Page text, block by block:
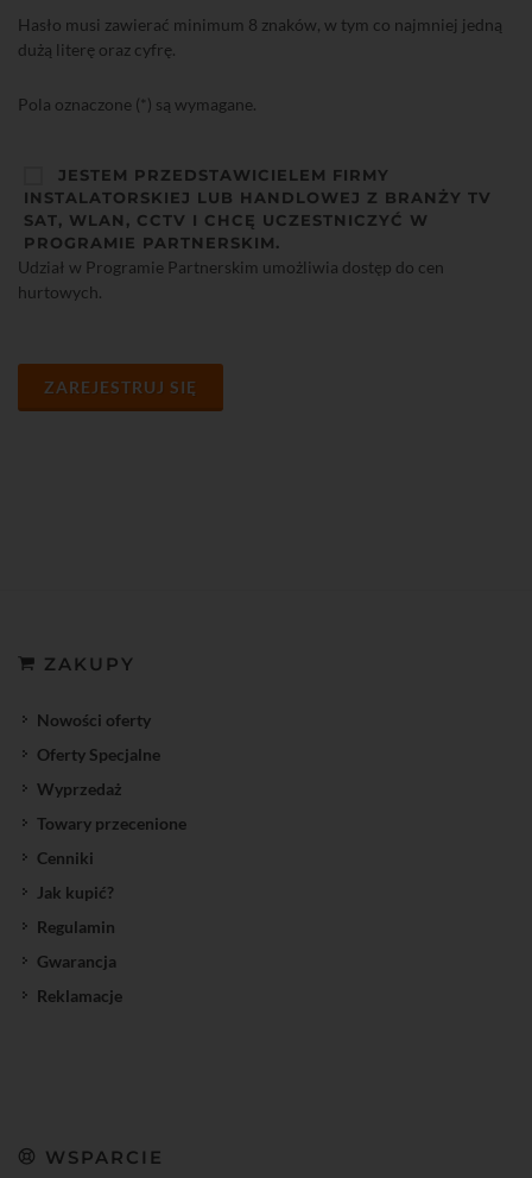
Hasło musi zawierać minimum 8 znaków, w tym co najmniej jedną
dużą literę oraz cyfrę.
Pola oznaczone (*) są wymagane.
JESTEM PRZEDSTAWICIELEM FIRMY
INSTALATORSKIEJ LUB HANDLOWEJ Z BRANŻY TV
SAT, WLAN, CCTV I CHCĘ UCZESTNICZYĆ W
PROGRAMIE PARTNERSKIM.
Udział w Programie Partnerskim umożliwia dostęp do cen
hurtowych.
ZAREJESTRUJ SIĘ
ZAKUPY
Nowości oferty
Oferty Specjalne
Wyprzedaż
Towary przecenione
Cenniki
Jak kupić?
Regulamin
Gwarancja
Reklamacje
WSPARCIE